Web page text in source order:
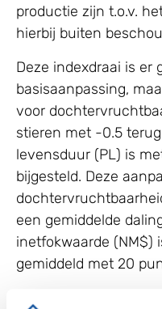
productie zijn t.o.v.
hierbij buiten
Deze indexdraai is er
basisaanpassing,
voor
stieren met -0.5
levensduur (PL) is
bijgesteld. Deze
een gemiddelde
inetfokwaarde (NM$)
gemiddeld met 20
Bush-Bros